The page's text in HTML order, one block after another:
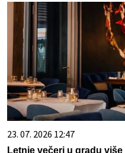
23. 07. 2026 12:47
Letnje večeri u gradu